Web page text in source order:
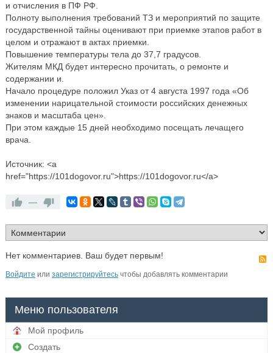
и отчисления в ПФ РФ.
Полноту выполнения требований ТЗ и мероприятий по защите
государственной тайны оценивают при приемке этапов работ в
целом и отражают в актах приемки.
Повышение температуры тела до 37,7 градусов.
Жителям МКД будет интересно прочитать, о ремонте и
содержании и.
Начало процедуре положил Указ от 4 августа 1997 года «Об
изменении нарицательной стоимости российских денежных
знаков и масштаба цен».
При этом каждые 15 дней необходимо посещать лечащего
врача.
Источник: <a
href="https://101dogovor.ru">https://101dogovor.ru</a>
—
Нет комментариев. Ваш будет первым!
Войдите или зарегистрируйтесьчтобы добавлять комментарии
Меню пользователя
Мой профиль
Создать